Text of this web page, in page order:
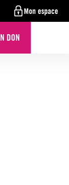
Mon espace
DON